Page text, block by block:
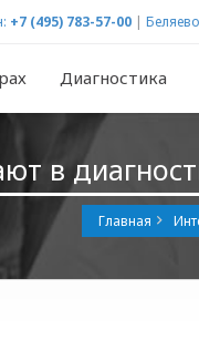
+7 (495) 783-57-00 |
Диагностика
в
Главная